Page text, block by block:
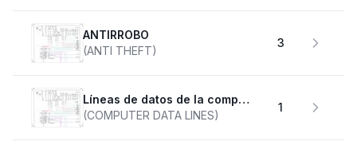
ANTIRROBO
(ANTI THEFT)
3
Líneas de datos de la computadora
(COMPUTER DATA LINES)
1